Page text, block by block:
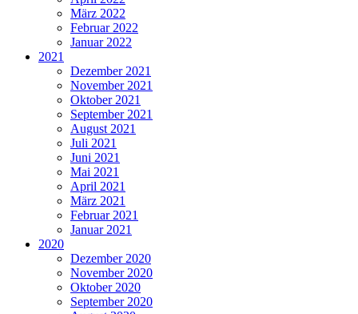
März 2022
Februar 2022
Januar 2022
2021
Dezember 2021
November 2021
Oktober 2021
September 2021
August 2021
Juli 2021
Juni 2021
Mai 2021
April 2021
März 2021
Februar 2021
Januar 2021
2020
Dezember 2020
November 2020
Oktober 2020
September 2020